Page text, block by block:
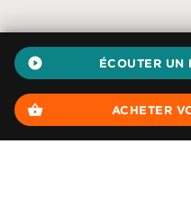
play_circle_filled ÉCOUTER UN
shopping_basket ACHETER
Données personnelles
Paramétrer vos cookies
Mentions légales